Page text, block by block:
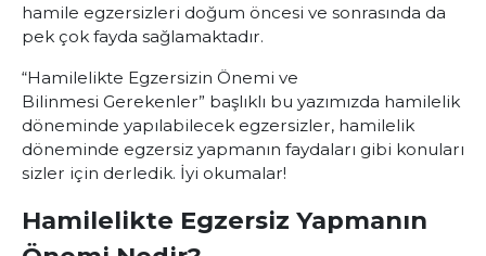
hamile egzersizleri doğum öncesi ve sonrasında da
pek çok fayda sağlamaktadır.
“Hamilelikte Egzersizin Önemi ve
Bilinmesi Gerekenler” başlıklı bu yazımızda hamilelik
döneminde yapılabilecek egzersizler, hamilelik
döneminde egzersiz yapmanın faydaları gibi konuları
sizler için derledik. İyi okumalar!
Hamilelikte Egzersiz Yapmanın